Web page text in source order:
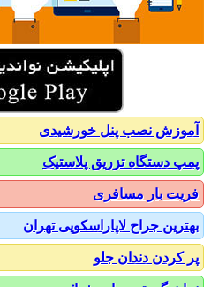
نصب پنل خورشیدی
دستگاه تزریق پلاستیک
بار مسافری
جراح لاپاراسکوپی تهران
دندان جلو